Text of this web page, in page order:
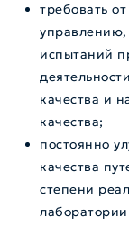
требовать
испытаний
качества и
качества;
постоянно
качества
степени